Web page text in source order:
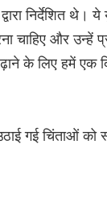
निर्देशित थे।
चाहिए और उन्हें
के लिए हमें एक
गई चिंताओं को